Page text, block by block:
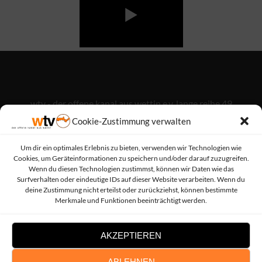
Cookie-Zustimmung verwalten
Um dir ein optimales Erlebnis zu bieten, verwenden wir Technologien wie
Cookies, um Geräteinformationen zu speichern und/oder darauf zuzugreifen.
Wenn du diesen Technologien zustimmst, können wir Daten wie das
Surfverhalten oder eindeutige IDs auf dieser Website verarbeiten. Wenn du
deine Zustimmung nicht erteilst oder zurückziehst, können bestimmte
Merkmale und Funktionen beeinträchtigt werden.
AKZEPTIEREN
wtv - der offene kanal aus wettin e.v. lange reihe 49
06193 wettin-löbejün (ot wettin)
info@wettintv.de
034607 / 21738
Facebook-
Instagram